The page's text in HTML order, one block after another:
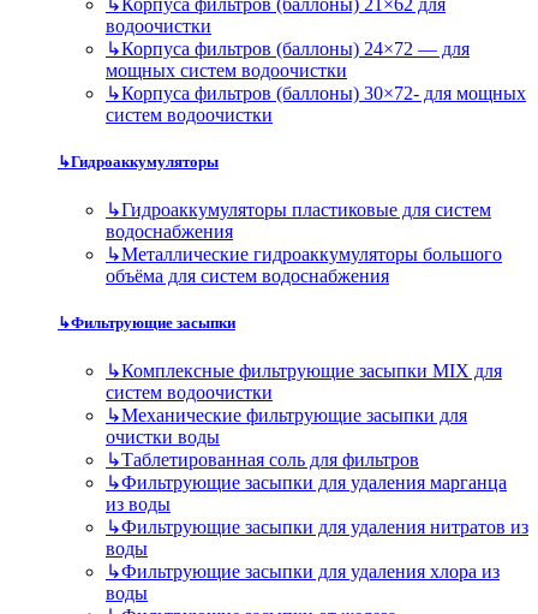
водоочистки
↳Корпуса фильтров (баллоны) 24×72 — для
мощных систем водоочистки
↳Корпуса фильтров (баллоны) 30×72- для мощных
систем водоочистки
↳Гидроаккумуляторы
↳Гидроаккумуляторы пластиковые для систем
водоснабжения
↳Металлические гидроаккумуляторы большого
объёма для систем водоснабжения
↳Фильтрующие засыпки
↳Комплексные фильтрующие засыпки MIX для
систем водоочистки
↳Механические фильтрующие засыпки для
очистки воды
↳Таблетированная соль для фильтров
↳Фильтрующие засыпки для удаления марганца
из воды
↳Фильтрующие засыпки для удаления нитратов из
воды
↳Фильтрующие засыпки для удаления хлора из
воды